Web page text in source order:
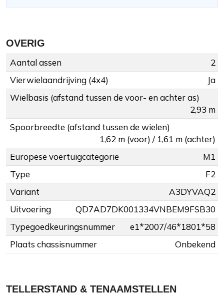
OVERIG
Aantal assen
2
Vierwielaandrijving (4x4)
Ja
Wielbasis (afstand tussen de voor- en achter as)
2,93 m
Spoorbreedte (afstand tussen de wielen)
1,62 m (voor) / 1,61 m (achter)
Europese voertuigcategorie
M1
Type
F2
Variant
A3DYVAQ2
Uitvoering
QD7AD7DK001334VNBEM9FSB30
Typegoedkeuringsnummer
e1*2007/46*1801*58
Plaats chassisnummer
Onbekend
TELLERSTAND & TENAAMSTELLEN